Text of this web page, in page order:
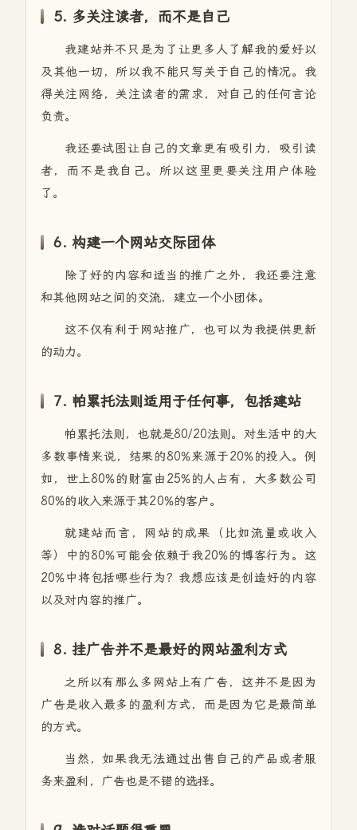
5. 多关注读者，而不是自己
我建站并不只是为了让更多人了解我的爱好以
及其他一切，所以我不能只写关于自己的情况。我
得关注网络，关注读者的需求，对自己的任何言论
负责。
我还要试图让自己的文章更有吸引力，吸引读
者，而不是我自己。所以这里更要关注用户体验
了。
6. 构建一个网站交际团体
除了好的内容和适当的推广之外，我还要注意
和其他网站之间的交流，建立一个小团体。
这不仅有利于网站推广，也可以为我提供更新
的动力。
7. 帕累托法则适用于任何事，包括建站
帕累托法则，也就是80/20法则。对生活中的大
多数事情来说，结果的80%来源于20%的投入。例
如，世上80%的财富由25%的人占有，大多数公司
80%的收入来源于其20%的客户。
就建站而言，网站的成果（比如流量或收入
等）中的80%可能会依赖于我20%的博客行为。这
20%中将包括哪些行为？我想应该是创造好的内容
以及对内容的推广。
8. 挂广告并不是最好的网站盈利方式
之所以有那么多网站上有广告，这并不是因为
广告是收入最多的盈利方式，而是因为它是最简单
的方式。
当然，如果我无法通过出售自己的产品或者服
务来盈利，广告也是不错的选择。